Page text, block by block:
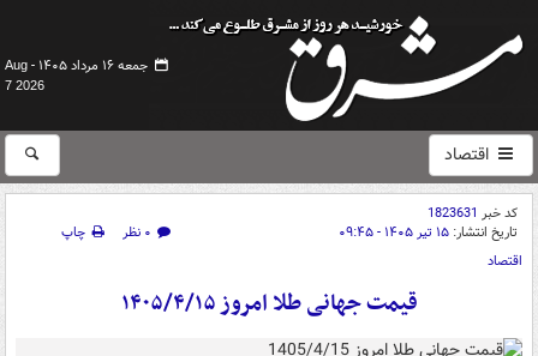
جمعه ۱۶ مرداد ۱۴۰۵ -
Aug
7 2026
اقتصاد
کد خبر 1823631
تاریخ انتشار: ۱۵ تیر ۱۴۰۵ - ۰۹:۴۵ ۰ نظر
چاپ
اقتصاد
قیمت جهانی طلا امروز ۱۴۰۵/۴/۱۵